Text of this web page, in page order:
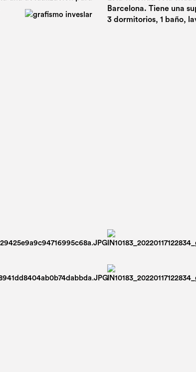
Barcelona. Tiene una
3 dormitorios, 1 baño,